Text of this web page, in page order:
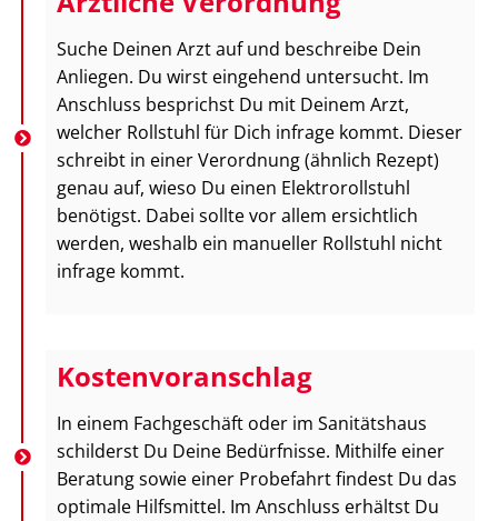
Suche Deinen Arzt auf und beschreibe Dein
Anliegen. Du wirst eingehend untersucht. Im
Anschluss besprichst Du mit Deinem Arzt,
welcher Rollstuhl für Dich infrage kommt. Dieser
schreibt in einer Verordnung (ähnlich Rezept)
genau auf, wieso Du einen Elektrorollstuhl
benötigst. Dabei sollte vor allem ersichtlich
werden, weshalb ein manueller Rollstuhl nicht
infrage kommt.
Kostenvoranschlag
In einem Fachgeschäft oder im Sanitätshaus
schilderst Du Deine Bedürfnisse. Mithilfe einer
Beratung sowie einer Probefahrt findest Du das
optimale Hilfsmittel. Im Anschluss erhältst Du